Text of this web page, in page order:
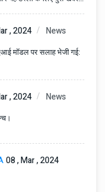
, 2024 News
मॉडल पर सलाह भेजी गई:
, 2024 News
08 , Mar , 2024